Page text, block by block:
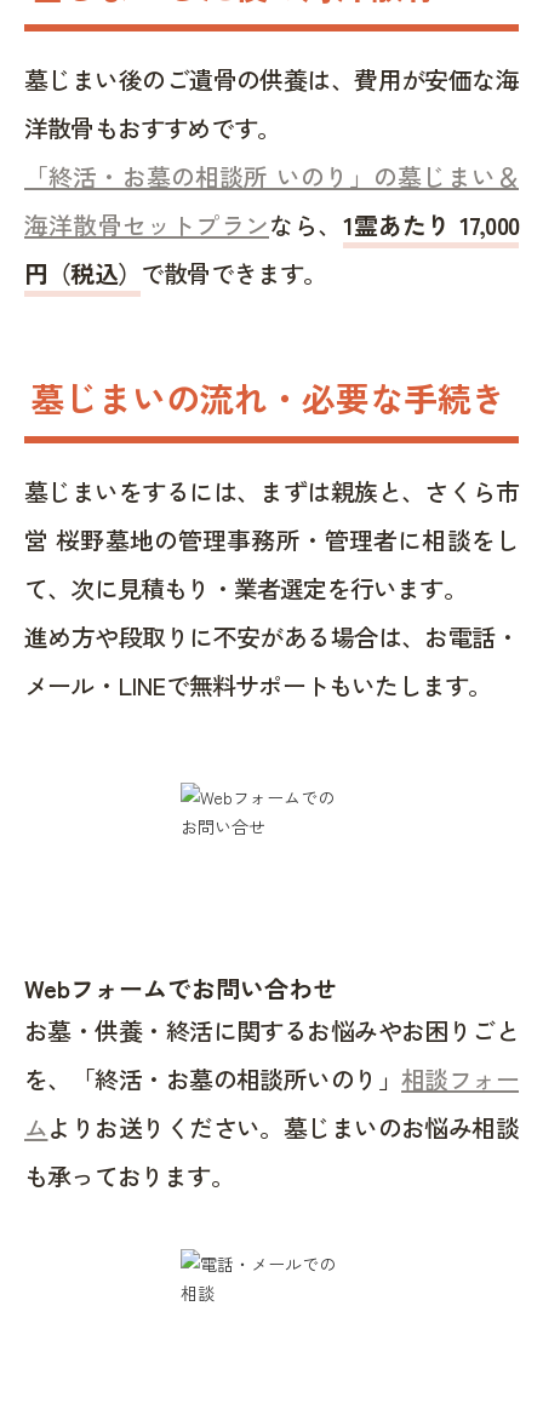
墓じまい後のご遺骨の供養は、費用が安価な海
洋散骨もおすすめです。
「終活・お墓の相談所 いのり」の墓じまい＆
海洋散骨セットプランなら、 1霊あたり 17,000
円（税込） で散骨できます。
墓じまいの流れ・必要な手続き
墓じまいをするには、まずは親族と、さくら市
営 桜野墓地の管理事務所・管理者に相談をし
て、次に見積もり・業者選定を行います。
進め方や段取りに不安がある場合は、お電話・
メール・LINEで無料サポートもいたします。
Webフォームでお問い合わせ
お墓・供養・終活に関するお悩みやお困りごと
を、「終活・お墓の相談所いのり」相談フォー
ムよりお送りください。墓じまいのお悩み相談
も承っております。